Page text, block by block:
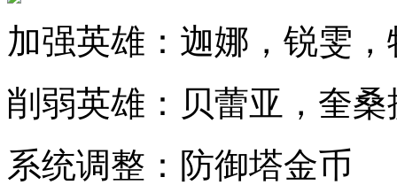
加强英雄：迦娜，锐雯
削弱英雄：贝蕾亚，奎
系统调整：防御塔金币